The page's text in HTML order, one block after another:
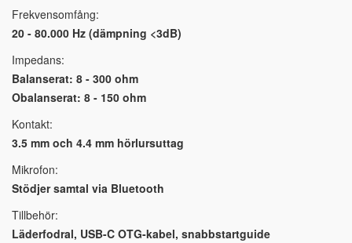
Frekvensomfång:
20 - 80.000 Hz (dämpning <3dB)
Impedans:
Balanserat: 8 - 300 ohm
Obalanserat: 8 - 150 ohm
Kontakt:
3.5 mm och 4.4 mm hörlursuttag
Mikrofon:
Stödjer samtal via Bluetooth
Tillbehör:
Läderfodral, USB-C OTG-kabel, snabbstartguide